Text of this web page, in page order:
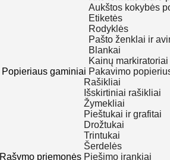
Popieriaus gaminiai
Aukštos kokybės
Etiketės
Rodyklės
Pašto ženklai ir
Blankai
Kainų markiratoriai
Pakavimo
Rašymo priemonės
Rašikliai
Išskirtiniai rašikliai
Žymekliai
Pieštukai ir grafitai
Drožtukai
Trintukai
Šerdelės
Piešimo įrankiai